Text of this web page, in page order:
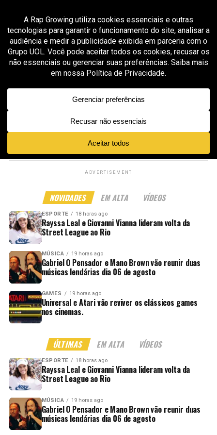
All posts tagged "potencial artístico"
GROOVER X RAP GROWING 8 meses ago
ManMan Beezy mostra foco, precisão e
confiança em “Pull Up With God”
GROOVER X RAP GROWING
uma colaboração de peso em “Shine On”
ADVERTISEMENT
NOVIDADES EM ALTA VÍDEOS
ESPORTE 18 horas ago
Rayssa Leal e Giovanni Vianna lideram volta da
Street League ao Rio
MÚSICA 19 horas ago
Gabriel O Pensador e Mano Brown vão reunir duas
músicas lendárias dia 06 de agosto
GAMES 19 horas ago
Universal e Atari vão reviver os clássicos games
nos cinemas.
ÚLTIMAS EM ALTA VÍDEOS
ESPORTE 18 horas ago
Rayssa Leal e Giovanni Vianna lideram volta da
Street League ao Rio
MÚSICA 19 horas ago
Gabriel O Pensador e Mano Brown vão reunir duas
músicas lendárias dia 06 de agosto